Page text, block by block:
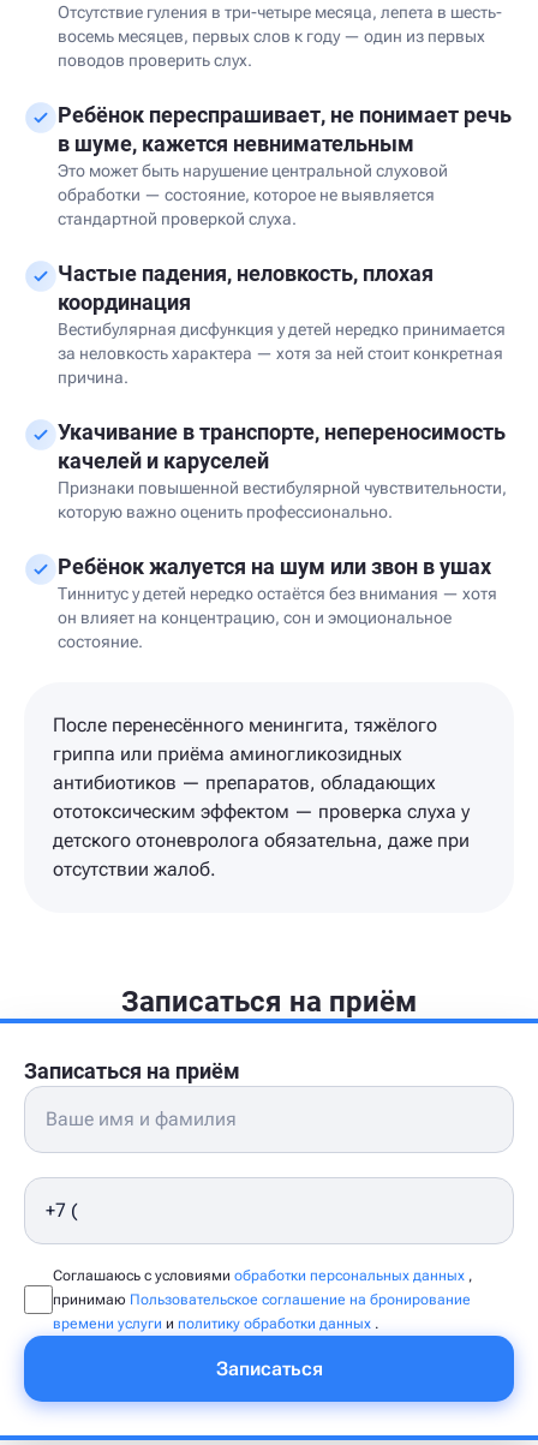
Отсутствие гуления в три-четыре месяца, лепета в шесть-
восемь месяцев, первых слов к году — один из первых
поводов проверить слух.
Ребёнок переспрашивает, не понимает речь
в шуме, кажется невнимательным
Это может быть нарушение центральной слуховой
обработки — состояние, которое не выявляется
стандартной проверкой слуха.
Частые падения, неловкость, плохая
координация
Вестибулярная дисфункция у детей нередко принимается
за неловкость характера — хотя за ней стоит конкретная
причина.
Укачивание в транспорте, непереносимость
качелей и каруселей
Признаки повышенной вестибулярной чувствительности,
которую важно оценить профессионально.
Ребёнок жалуется на шум или звон в ушах
Тиннитус у детей нередко остаётся без внимания — хотя
он влияет на концентрацию, сон и эмоциональное
состояние.
После перенесённого менингита, тяжёлого
гриппа или приёма аминогликозидных
антибиотиков — препаратов, обладающих
ототоксическим эффектом — проверка слуха у
детского отоневролога обязательна, даже при
отсутствии жалоб.
Записаться на приём
Записаться на приём
Соглашаюсь с условиями обработки персональных данных ,
принимаю Пользовательское соглашение на бронирование
времени услуги и политику обработки данных .
Записаться